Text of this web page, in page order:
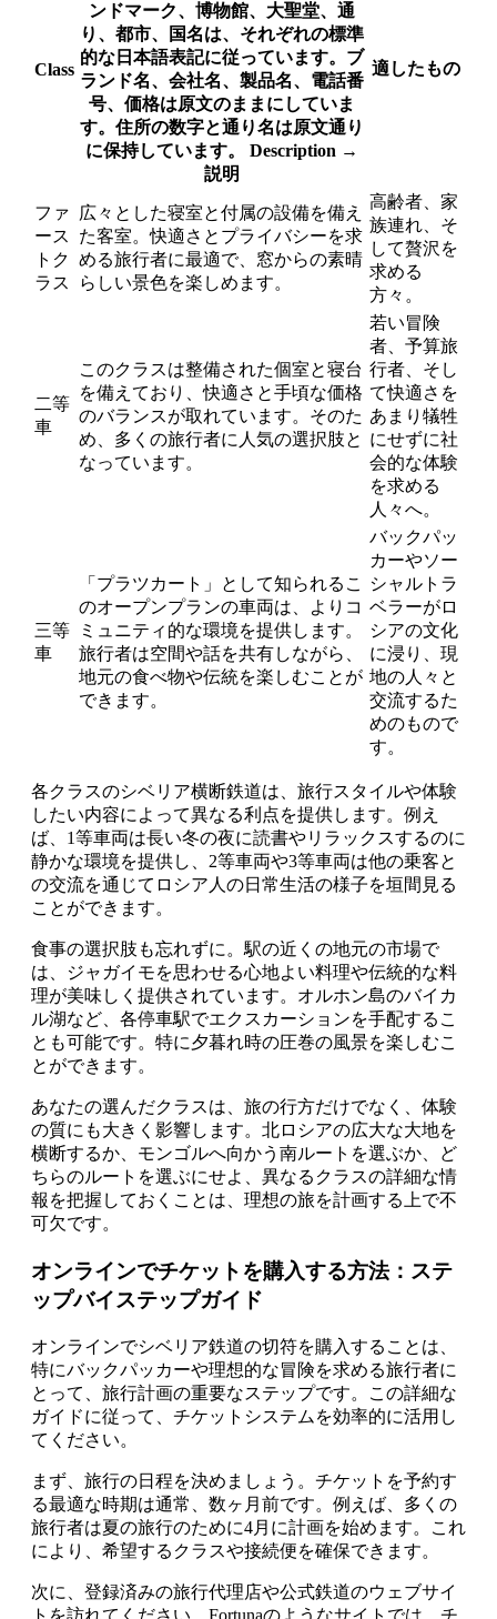
Class
ンドマーク、博物館、大聖堂、通
り、都市、国名は、それぞれの標準
的な日本語表記に従っています。ブ
ランド名、会社名、製品名、電話番
号、価格は原文のままにしていま
す。住所の数字と通り名は原文通り
に保持しています。 Description →
説明
適したもの
ファ
ース
トク
ラス
広々とした寝室と付属の設備を備え
た客室。快適さとプライバシーを求
める旅行者に最適で、窓からの素晴
らしい景色を楽しめます。
高齢者、家
族連れ、そ
して贅沢を
求める
方々。
二等
車
このクラスは整備された個室と寝台
を備えており、快適さと手頃な価格
のバランスが取れています。そのた
め、多くの旅行者に人気の選択肢と
なっています。
若い冒険
者、予算旅
行者、そし
て快適さを
あまり犠牲
にせずに社
会的な体験
を求める
人々へ。
三等
車
「プラツカート」として知られるこ
のオープンプランの車両は、よりコ
ミュニティ的な環境を提供します。
旅行者は空間や話を共有しながら、
地元の食べ物や伝統を楽しむことが
できます。
バックパッ
カーやソー
シャルトラ
ベラーがロ
シアの文化
に浸り、現
地の人々と
交流するた
めのもので
す。
各クラスのシベリア横断鉄道は、旅行スタイルや体験
したい内容によって異なる利点を提供します。例え
ば、1等車両は長い冬の夜に読書やリラックスするのに
静かな環境を提供し、2等車両や3等車両は他の乗客と
の交流を通じてロシア人の日常生活の様子を垣間見る
ことができます。
食事の選択肢も忘れずに。駅の近くの地元の市場で
は、ジャガイモを思わせる心地よい料理や伝統的な料
理が美味しく提供されています。オルホン島のバイカ
ル湖など、各停車駅でエクスカーションを手配するこ
とも可能です。特に夕暮れ時の圧巻の風景を楽しむこ
とができます。
あなたの選んだクラスは、旅の行方だけでなく、体験
の質にも大きく影響します。北ロシアの広大な大地を
横断するか、モンゴルへ向かう南ルートを選ぶか、ど
ちらのルートを選ぶにせよ、異なるクラスの詳細な情
報を把握しておくことは、理想の旅を計画する上で不
可欠です。
オンラインでチケットを購入する方法：ステ
ップバイステップガイド
オンラインでシベリア鉄道の切符を購入することは、
特にバックパッカーや理想的な冒険を求める旅行者に
とって、旅行計画の重要なステップです。この詳細な
ガイドに従って、チケットシステムを効率的に活用し
てください。
まず、旅行の日程を決めましょう。チケットを予約す
る最適な時期は通常、数ヶ月前です。例えば、多くの
旅行者は夏の旅行のために4月に計画を始めます。これ
により、希望するクラスや接続便を確保できます。
次に、登録済みの旅行代理店や公式鉄道のウェブサイ
トを訪れてください。Fortunaのようなサイトでは、チ